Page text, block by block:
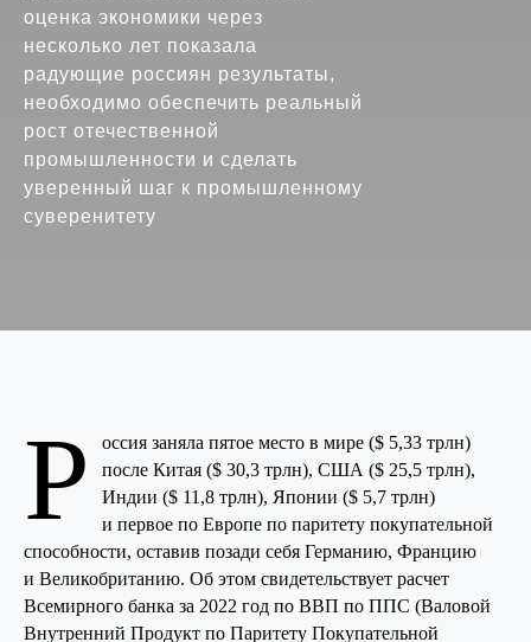
оценка экономики через
несколько лет показала
радующие россиян результаты,
необходимо обеспечить реальный
рост отечественной
промышленности и сделать
уверенный шаг к промышленному
суверенитету
Р
оссия заняла пятое место в мире ($ 5,33 трлн)
после Китая ($ 30,3 трлн), США ($ 25,5 трлн),
Индии ($ 11,8 трлн), Японии ($ 5,7 трлн)
и первое по Европе по паритету покупательной
способности, оставив позади себя Германию, Францию
и Великобританию. Об этом свидетельствует расчет
Всемирного банка за 2022 год по ВВП по ППС (Валовой
Внутренний Продукт по Паритету Покупательной